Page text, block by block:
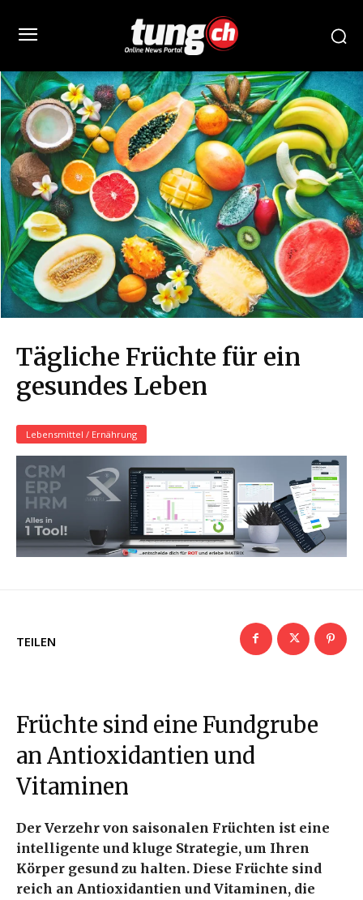
Tägliche Früchte für ein
gesundes Leben
Lebensmittel / Ernährung
TEILEN
Früchte sind eine Fundgrube
an Antioxidantien und
Vitaminen
Der Verzehr von saisonalen Früchten ist eine
intelligente und kluge Strategie, um Ihren
Körper gesund zu halten. Diese Früchte sind
reich an Antioxidantien und Vitaminen, die